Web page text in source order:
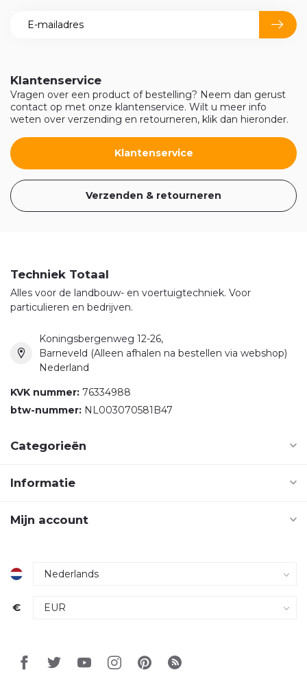
Klantenservice
Vragen over een product of bestelling? Neem dan gerust
contact op met onze klantenservice. Wilt u meer info
weten over verzending en retourneren, klik dan hieronder.
Klantenservice
Verzenden & retourneren
Techniek Totaal
Alles voor de landbouw- en voertuigtechniek. Voor
particulieren en bedrijven.
Koningsbergenweg 12-26,
Barneveld (Alleen afhalen na bestellen via webshop)
Nederland
KVK nummer: 76334988
btw-nummer: NL003070581B47
Categorieën
Informatie
Mijn account
€